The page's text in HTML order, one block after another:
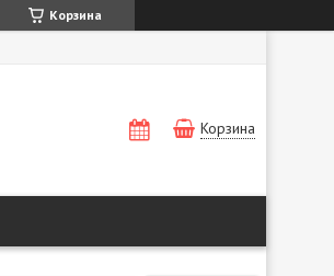
Корзина
Корзина